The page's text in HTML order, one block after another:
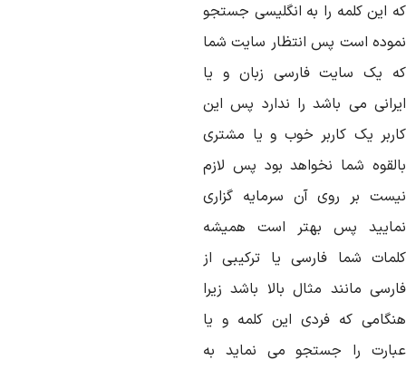
این کلمه را به انگلیسی جستجو
است پس انتظار سایت شما
یک سایت فارسی زبان و یا
می باشد را ندارد پس این
یک کاربر خوب و یا مشتری
شما نخواهد بود پس لازم
بر روی آن سرمایه گزاری
پس بهتر است همیشه
شما فارسی یا ترکیبی از
مانند مثال بالا باشد زیرا
که فردی این کلمه و یا
را جستجو می نماید به